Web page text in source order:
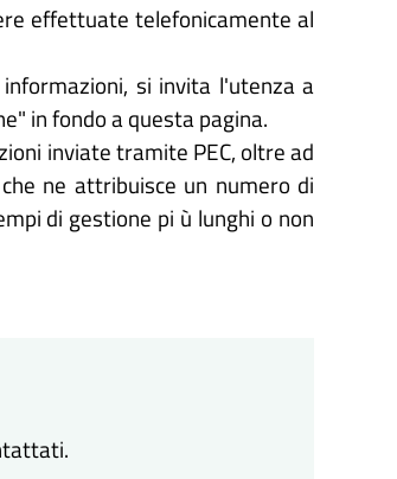
effettuate telefonicamente al
si invita l'utenza a
in fondo a questa pagina.
inviate tramite PEC, oltre ad
ne attribuisce un numero di
di gestione pi ù lunghi o non